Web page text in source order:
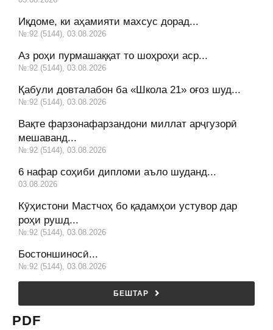
Иқдоме, ки аҳамияти махсус дорад...
№:92 (5144), 03.08.2026
Аз роҳи пурмашаққат то шоҳроҳи аср...
№:92 (5144), 03.08.2026
Қабули довталабон ба «Школа 21» оғоз шуд...
№:92 (5144), 03.08.2026
Вақте фарзонафарзандони миллат арҷгузорӣ
мешаванд...
№:92 (5144), 03.08.2026
6 нафар соҳиби дипломи аъло шуданд...
03.08.2026
Кӯҳистони Мастчоҳ бо қадамҳои устувор дар
роҳи рушд...
№:92 (5144), 03.08.2026
Бостоншиносӣ...
№:92 (5144), 03.08.2026
БЕШТАР
PDF